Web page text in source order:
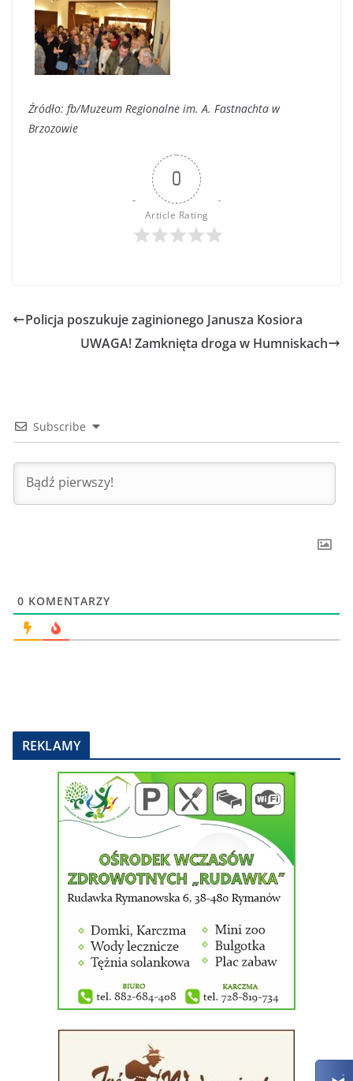
Źródło: fb/Muzeum Regionalne im. A. Fastnachta w
Brzozowie
0
Article Rating
Policja poszukuje zaginionego Janusza Kosiora
UWAGA! Zamknięta droga w Humniskach
Subscribe
0 KOMENTARZY
REKLAMY